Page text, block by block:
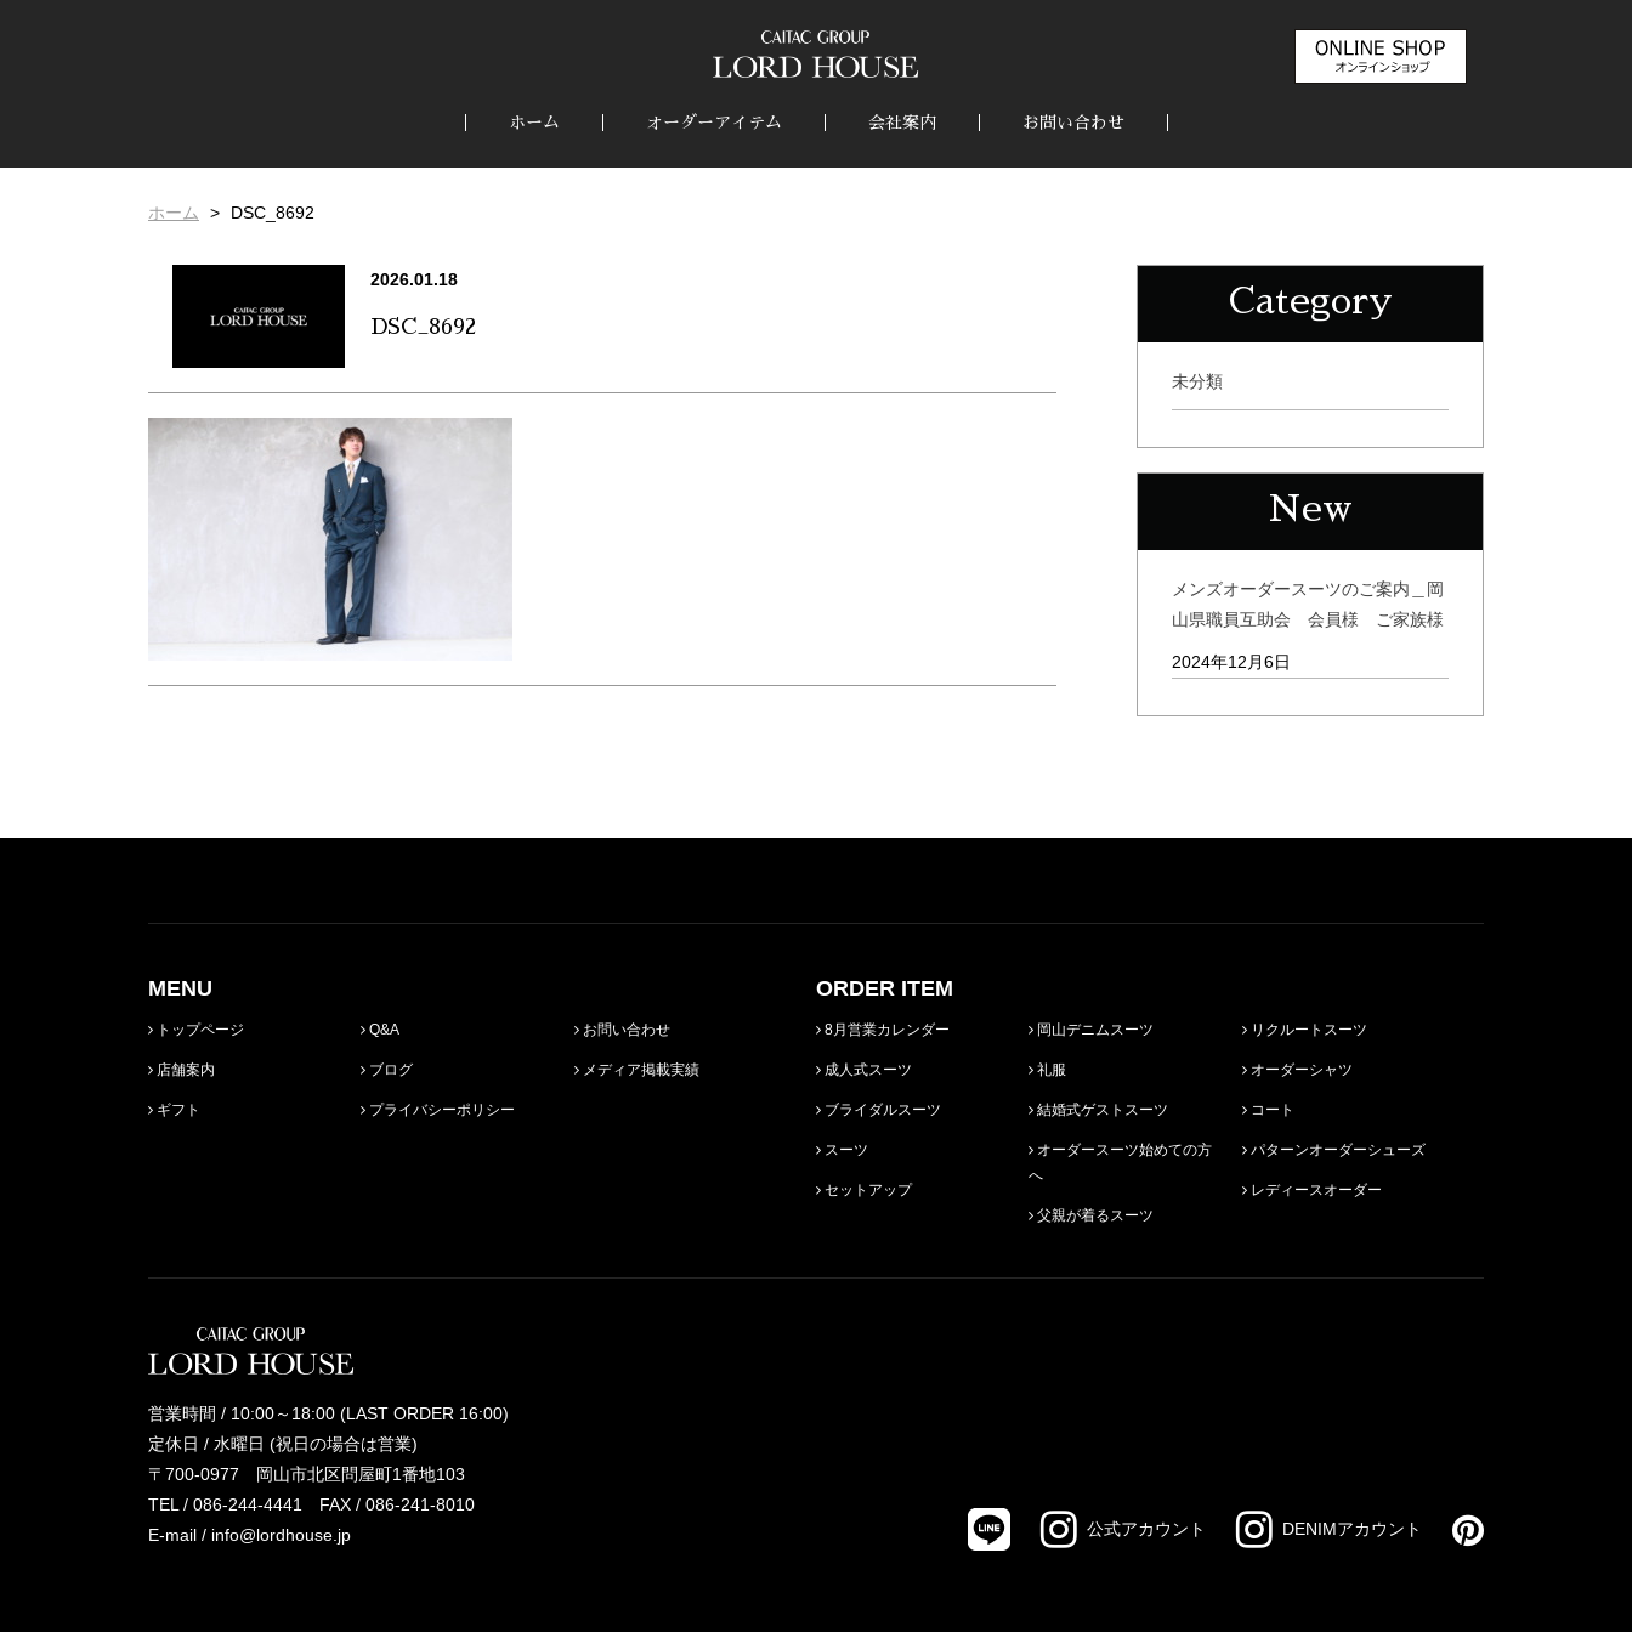
ホーム オーダーアイテム 会社案内 お問い合わせ
ホーム DSC_8692
2026.01.18
DSC_8692
Category
未分類
New
メンズオーダースーツのご案内＿岡
山県職員互助会 会員様 ご家族様
2024年12月6日
MENU
トップページ
店舗案内
ギフト
Q&A
ブログ
プライバシーポリシー
お問い合わせ
メディア掲載実績
ORDER ITEM
8月営業カレンダー
成人式スーツ
ブライダルスーツ
スーツ
セットアップ
岡山デニムスーツ
礼服
結婚式ゲストスーツ
へ
父親が着るスーツ
リクルートスーツ
オーダーシャツ
コート
パターンオーダーシューズ
レディースオーダー
営業時間 / 10:00～18:00 (LAST ORDER 16:00)
定休日 / 水曜日 (祝日の場合は営業)
〒700-0977 岡山市北区問屋町1番地103
TEL / 086-244-4441
FAX / 086-241-8010
E-mail / info@lordhouse.jp 公式アカウント DENIMアカウント